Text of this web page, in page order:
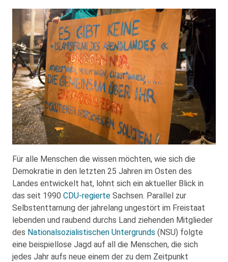
Für alle Menschen die wissen möchten, wie sich die
Demokratie in den letzten 25 Jahren im Osten des
Landes entwickelt hat, lohnt sich ein aktueller Blick in
das seit 1990 CDU-regierte Sachsen. Parallel zur
Selbstenttarnung der jahrelang ungestört im Freistaat
lebenden und raubend durchs Land ziehenden Mitglieder
des Nationalsozialistischen Untergrunds (NSU) folgte
eine beispiellose Jagd auf all die Menschen, die sich
jedes Jahr aufs neue einem der zu dem Zeitpunkt